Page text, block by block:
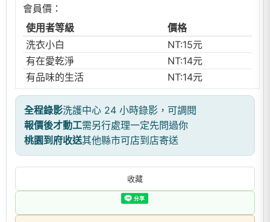
會員價：
使用者等級
價格
洗衣小白
NT:15元
有在愛乾淨
NT:14元
有品味的生活
NT:14元
全程錄影洗護中心 24 小時錄影，可調閱
報價後才動工需另行處理一定先問過你
桃園到府收送其他縣市可店到店寄送
收藏